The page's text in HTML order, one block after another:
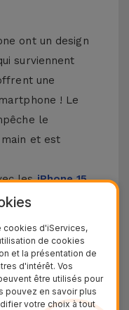
ont un design
surviennent
une
! Le
le
et est
lesiPhone 15,
le modèle le
coques en
ont une
cookies d'iServices,
de cookies
et la présentation de
d'intérêt. Vos
être utilisés pour
pouvez en savoir plus
votre choix à tout